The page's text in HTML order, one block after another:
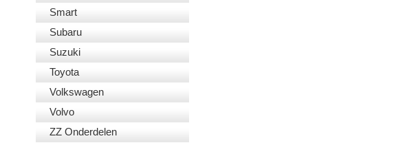
Smart
Subaru
Suzuki
Toyota
Volkswagen
Volvo
ZZ Onderdelen